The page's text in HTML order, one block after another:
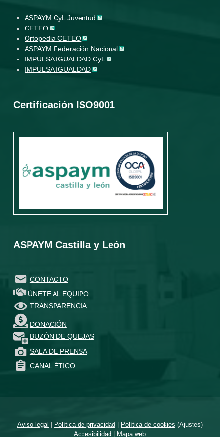
ASPAYM CyL Juventud
CETEO
Ortopedia CETEO
ASPAYM Federación Nacional
IMPULSA IGUALDAD CyL
IMPULSA IGUALDAD
Certificación ISO9001
ASPAYM Castilla y León
CONTACTO
ÚNETE AL EQUIPO
TRANSPARENCIA
DONACIÓN
BUZÓN DE QUEJAS
SALA DE PRENSA
CANAL ÉTICO
Aviso legal | Política de privacidad| Política de cookies (Ajustes)
Accesibilidad | Mapa web